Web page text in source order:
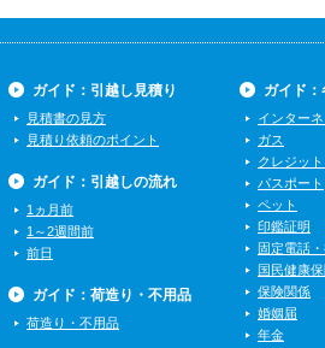
ガイド：引越し見積り
見積書の見方
見積り依頼のポイント
ガイド：引越しの流れ
1ヵ月前
1～2週間前
前日
ガイド：荷造り・不用品
荷造り・不用品
ガイド
インター
ガス
クレジッ
パスポート
ペット
印鑑証明
固定電話
国民健康
保険関係
婚姻届
年金